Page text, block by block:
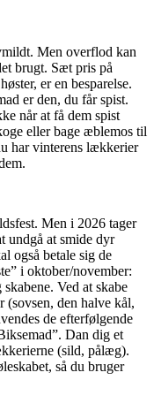
Men overflod kan
brugt. Sæt pris på
er en besparelse.
er den, du får spist.
når at få dem spist
eller bage æblemos til
har vinterens lækkerier
Men i 2026 tager
undgå at smide dyr
også betale sig de
i oktober/november:
Ved at skabe
(sovsen, den halve kål,
de efterfølgende
Dan dig et
(sild, pålæg).
så du bruger